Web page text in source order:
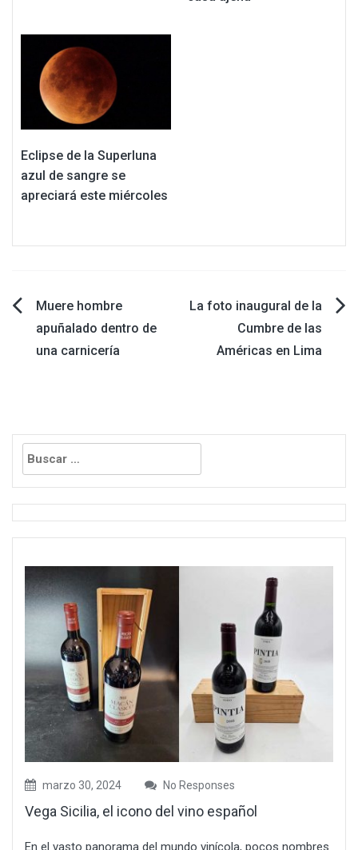
Eclipse de la Superluna
azul de sangre se
apreciará este miércoles
Navegación
de
Muere hombre
apuñalado dentro de
una carnicería
La foto inaugural de la
Cumbre de las
Américas en Lima
Buscar:
marzo 30, 2024 No Responses
Vega Sicilia, el icono del vino español
En el vasto panorama del mundo vinícola, pocos nombres